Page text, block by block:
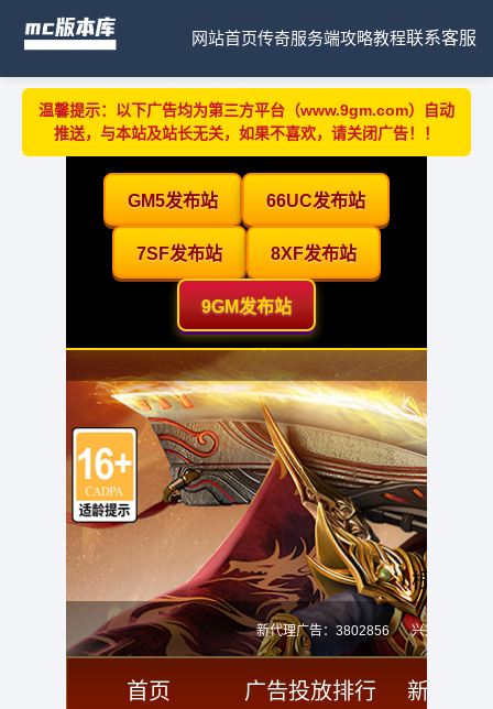
网站首页传奇服务端攻略教程联系客服
温馨提示：以下广告均为第三方平台（www.9gm.com）自动
推送，与本站及站长无关，如果不喜欢，请关闭广告！！